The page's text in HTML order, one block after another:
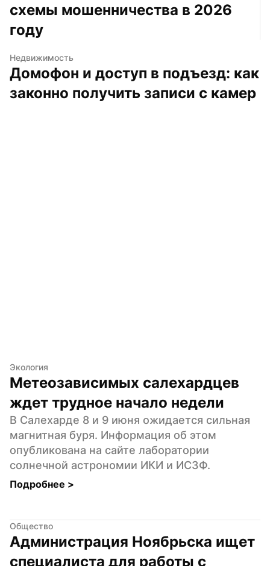
схемы мошенничества в 2026
году
Недвижимость
Домофон и доступ в подъезд: как
законно получить записи с камер
Экология
Метеозависимых салехардцев
ждет трудное начало недели
В Салехарде 8 и 9 июня ожидается сильная
магнитная буря. Информация об этом
опубликована на сайте лаборатории
солнечной астрономии ИКИ и ИСЗФ.
Подробнее >
Общество
Администрация Ноябрьска ищет
специалиста для работы с